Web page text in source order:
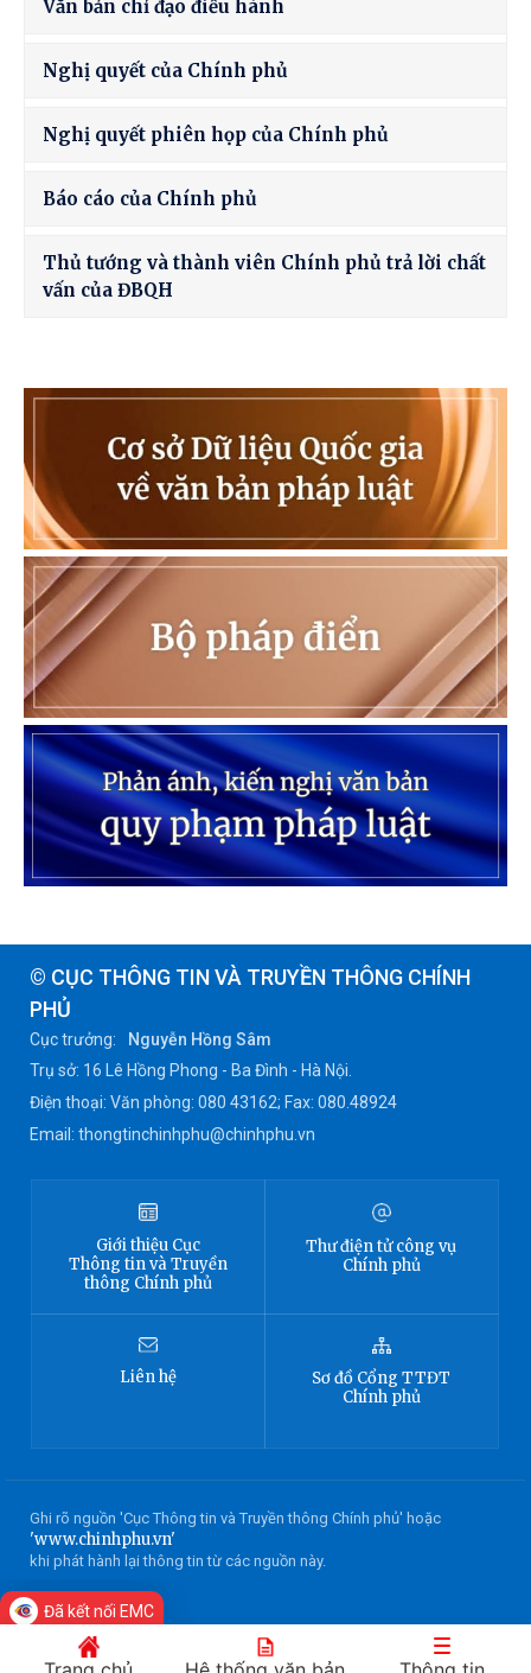
Văn bản chỉ đạo điều hành
Nghị quyết của Chính phủ
Nghị quyết phiên họp của Chính phủ
Báo cáo của Chính phủ
Thủ tướng và thành viên Chính phủ trả lời chất
vấn của ĐBQH
© CỤC THÔNG TIN VÀ TRUYỀN THÔNG CHÍNH
PHỦ
Cục trưởng:
Nguyễn Hồng Sâm
Trụ sở: 16 Lê Hồng Phong - Ba Đình - Hà Nội.
Điện thoại: Văn phòng: 080 43162; Fax: 080.48924
Email: thongtinchinhphu@chinhphu.vn
Giới thiệu Cục
Thông tinvà Truyền
thông Chính phủ
Thư điện tử công vụ
Chính phủ
Liên hệ Sơ đồ Cổng TTĐT
Chính phủ
Ghi rõ nguồn 'Cục Thông tin và Truyền thông Chính phủ' hoặc
'www.chinhphu.vn'
khi phát hành lại thông tin từ các nguồn này.
Đã kết nối EMC